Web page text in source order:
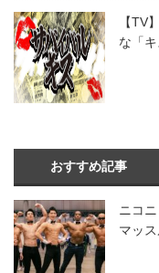
【TV
な「
おすすめ記事
ニコ
マッ